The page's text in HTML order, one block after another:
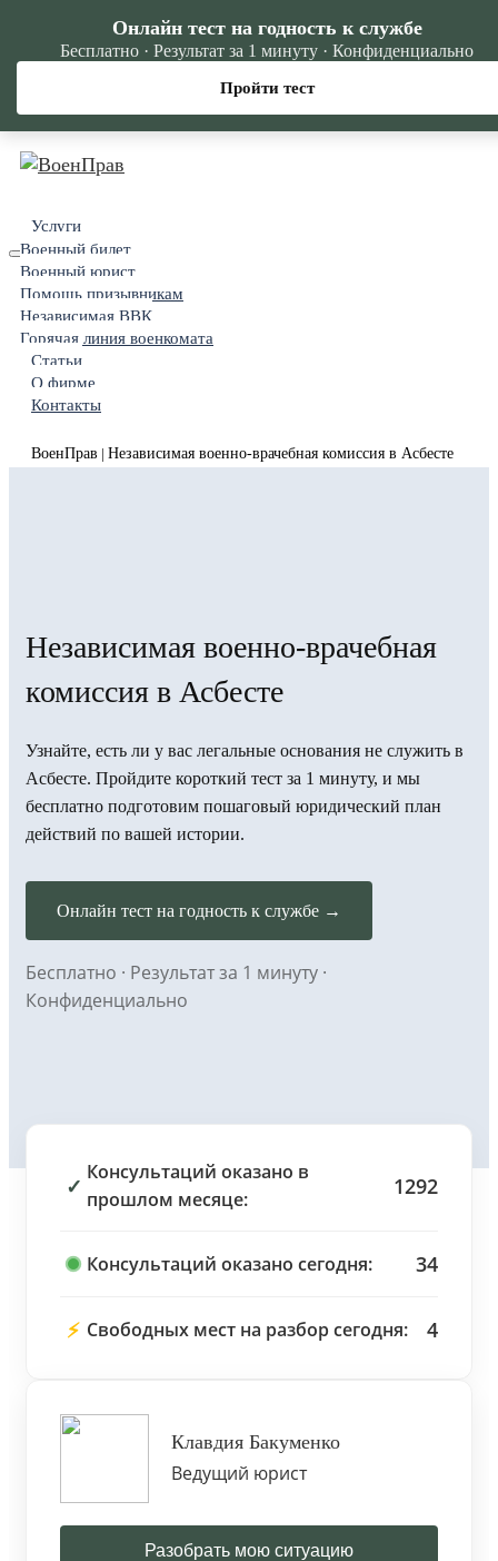
Услуги
Военный билет
Военный юрист
Помощь призывникам
Независимая ВВК
Горячая линия военкомата
Статьи
О фирме
Контакты
ВоенПрав Независимая военно-врачебная комиссия в Асбесте
Независимая военно-врачебная
комиссия в Асбесте
Узнайте, есть ли у вас легальные основания не служить в
Асбесте. Пройдите короткий тест за 1 минуту, и мы
бесплатно подготовим пошаговый юридический план
действий по вашей истории.
Онлайн тест на годность к службе →
Бесплатно · Результат за 1 минуту ·
Конфиденциально
✓
Консультаций оказано в
прошлом месяце:
1292
Консультаций оказано сегодня: 34
⚡ Свободных мест на разбор сегодня: 4
Клавдия Бакуменко
Ведущий юрист
Разобрать мою ситуацию
Онлайн тест на годность к службе
Бесплатно · Результат за 1 минуту · Конфиденциально
Пройти тест